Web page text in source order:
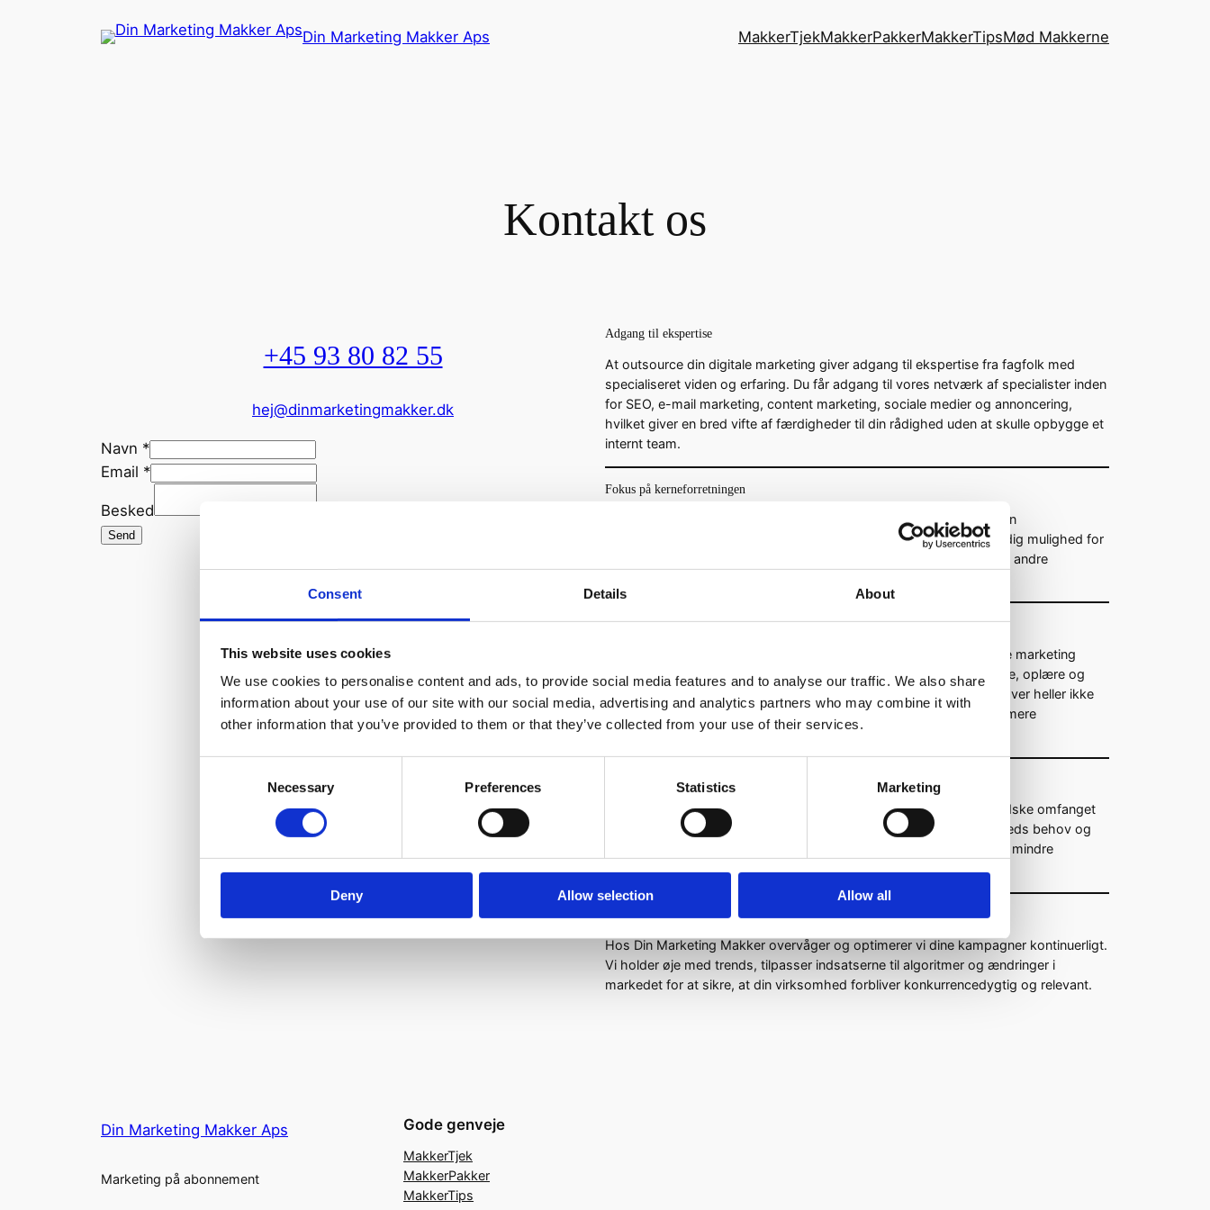
Consent Details About
This website uses cookies
We use cookies to personalise content and ads, to provide social media features and to analyse our traffic. We also share
information about your use of our site with our social media, advertising and analytics partners who may combine it with
other information that you’ve provided to them or that they’ve collected from your use of their services.
Necessary Preferences Statistics Marketing
Deny Allow selection Allow all
Din Marketing Makker Aps MakkerTjekMakkerPakkerMakkerTipsMød Makkerne
Kontakt os
+45 93 80 82 55
hej@dinmarketingmakker.dk
Navn *
Email *
Besked
Send
Adgang til ekspertise
At outsource din digitale marketing giver adgang til ekspertise fra fagfolk med
specialiseret viden og erfaring. Du får adgang til vores netværk af specialister inden
for SEO, e-mail marketing, content marketing, sociale medier og annoncering,
hvilket giver en bred vifte af færdigheder til din rådighed uden at skulle opbygge et
internt team.
Fokus på kerneforretningen
Ved at outsource din digitale marketing kan du fokusere mere på din
kerneforretning. Dette frigør tid og ressourcer internt, hvilket giver dig mulighed for
at arbejde mere koncentreret på produktudvikling, kundeservice og andre
Omkostningseffektivt
Selvom det kan virke dyrt i starten, kan det at outsource din digitale marketing
faktisk spare dig penge på lang sigt. Du slipper for at skulle ansætte, oplære og
vedligeholde interne ansatte eller hele marketingteams, og du behøver heller ikke
investere i dyre værktøjer og teknologier. Derfor er outsourcing en mere
omkostningseffektiv løsning.
Skalerbarhed og fleksibilitet
Outsourcing giver mulighed for skalerbarhed. Du kan øge eller mindske omfanget
af dine marketingaktiviteter i overensstemmelse med din virksomheds behov og
budget. Dette niveau af fleksibilitet kan være afgørende for små og mindre
virksomheder, der ønsker at tilpasse sig skiftende markedsforhold.
Kontinuerlig overvågning og optimering
Hos Din Marketing Makker overvåger og optimerer vi dine kampagner kontinuerligt.
Vi holder øje med trends, tilpasser indsatserne til algoritmer og ændringer i
markedet for at sikre, at din virksomhed forbliver konkurrencedygtig og relevant.
Din Marketing Makker Aps
Marketing på abonnement
Gode genveje
MakkerTjek
MakkerPakker
MakkerTips